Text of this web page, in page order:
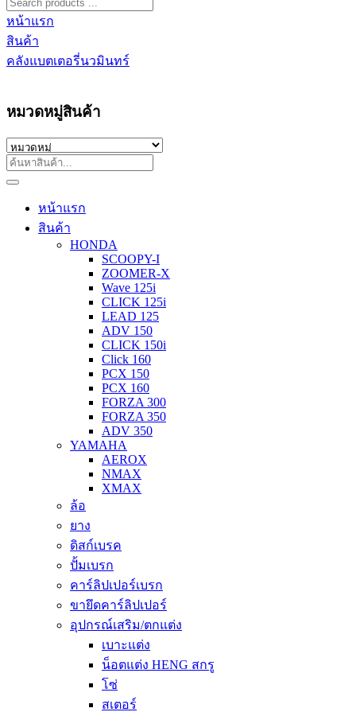
หน้าแรก
สินค้า
คลังแบตเตอรี่นวมินทร์
หมวดหมู่สินค้า
หน้าแรก
สินค้า
HONDA
SCOOPY-I
ZOOMER-X
Wave 125i
CLICK 125i
LEAD 125
ADV 150
CLICK 150i
Click 160
PCX 150
PCX 160
FORZA 300
FORZA 350
ADV 350
YAMAHA
AEROX
NMAX
XMAX
ล้อ
ยาง
ดิสก์เบรค
ปั้มเบรก
คาร์ลิปเปอร์เบรก
ขายึดคาร์ลิปเปอร์
อุปกรณ์เสริม/ตกแต่ง
เบาะแต่ง
น็อตแต่ง HENG สกรู
โซ่
สเตอร์